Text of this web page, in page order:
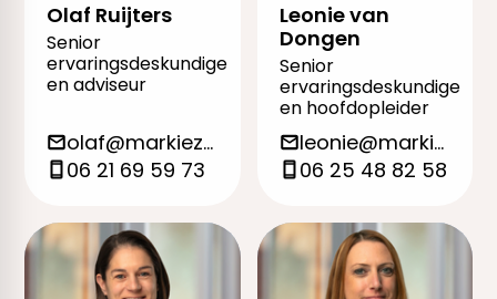
Olaf Ruijters
Senior
ervaringsdeskundige
en adviseur
olaf@markieza.org
06 21 69 59 73
Leonie van
Dongen
Senior
ervaringsdeskundige
en hoofdopleider
leonie@markieza.org
06 25 48 82 58